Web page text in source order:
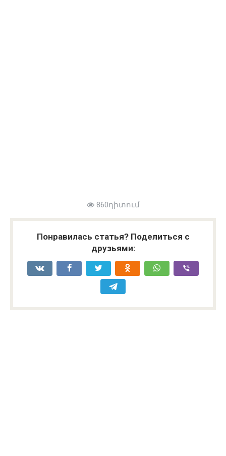
860դիտում
Понравилась статья? Поделиться с
друзьями: